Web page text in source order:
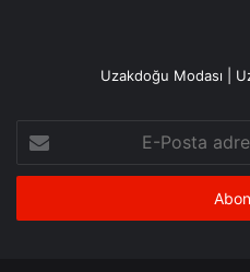
Uzakdoğu Modası |
Posta
adresinizi